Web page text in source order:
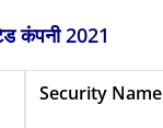
कंपनी 2021
Security Name